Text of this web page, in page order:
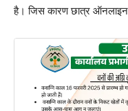
है। जिस कारण छात्र